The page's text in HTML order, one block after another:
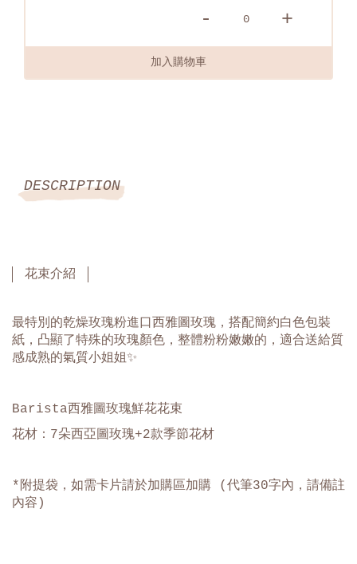
加入購物車
DESCRIPTION
花束介紹
最特別的乾燥玫瑰粉進口西雅圖玫瑰，搭配簡約白色包裝
紙，凸顯了特殊的玫瑰顏色，整體粉粉嫩嫩的，適合送給質
感成熟的氣質小姐姐✨
Barista西雅圖玫瑰鮮花花束
花材：7朵西亞圖玫瑰+2款季節花材
*附提袋，如需卡片請於加購區加購 (代筆30字內，請備註
內容)